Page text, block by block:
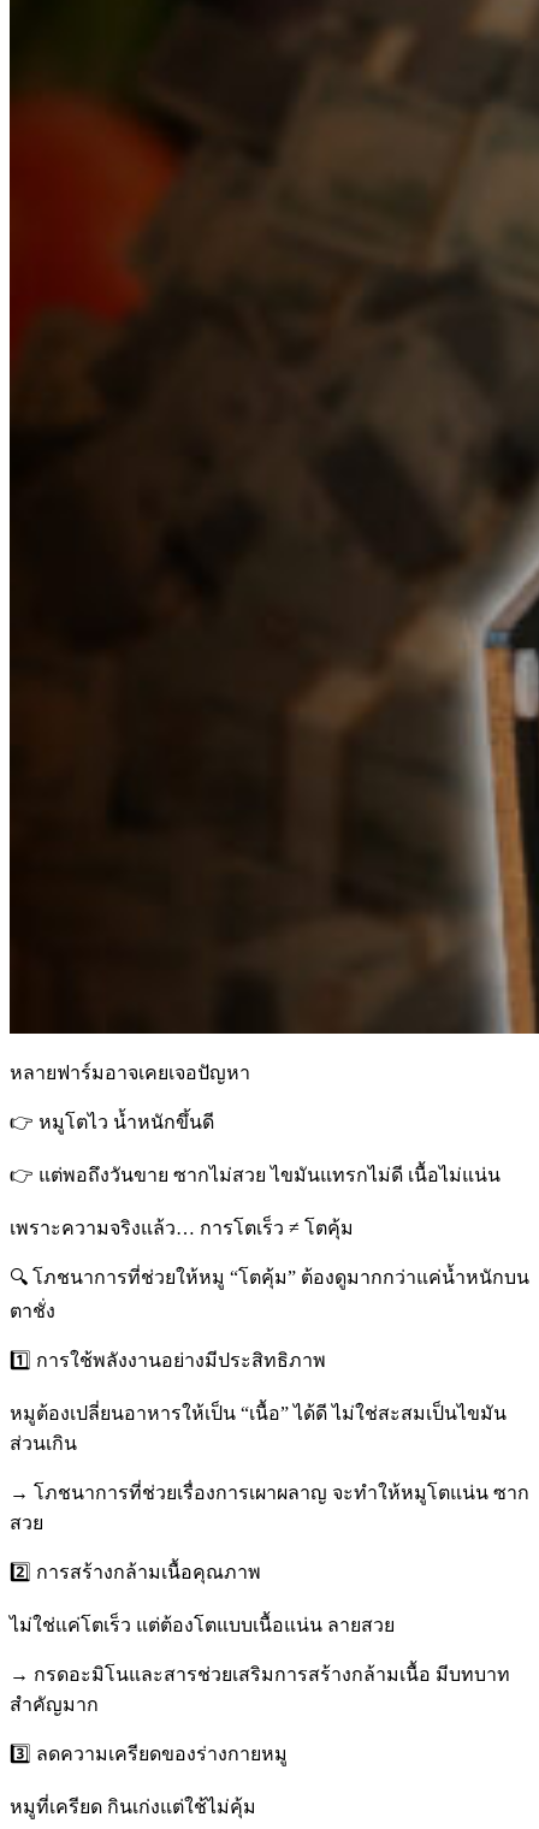
หลายฟาร์มอาจเคยเจอปัญหา
👉 หมูโตไว น้ำหนักขึ้นดี
👉 แต่พอถึงวันขาย ซากไม่สวย ไขมันแทรกไม่ดี เนื้อไม่แน่น
เพราะความจริงแล้ว… การโตเร็ว ≠ โตคุ้ม
🔍 โภชนาการที่ช่วยให้หมู “โตคุ้ม” ต้องดูมากกว่าแค่น้ำหนักบน
ตาชั่ง
1️⃣ การใช้พลังงานอย่างมีประสิทธิภาพ
หมูต้องเปลี่ยนอาหารให้เป็น “เนื้อ” ได้ดี ไม่ใช่สะสมเป็นไขมัน
ส่วนเกิน
→ โภชนาการที่ช่วยเรื่องการเผาผลาญ จะทำให้หมูโตแน่น ซาก
สวย
2️⃣ การสร้างกล้ามเนื้อคุณภาพ
ไม่ใช่แค่โตเร็ว แต่ต้องโตแบบเนื้อแน่น ลายสวย
→ กรดอะมิโนและสารช่วยเสริมการสร้างกล้ามเนื้อ มีบทบาท
สำคัญมาก
3️⃣ ลดความเครียดของร่างกายหมู
หมูที่เครียด กินเก่งแต่ใช้ไม่คุ้ม